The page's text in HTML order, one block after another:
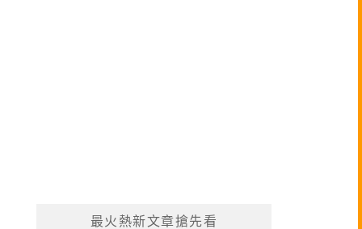
最火熱新文章搶先看